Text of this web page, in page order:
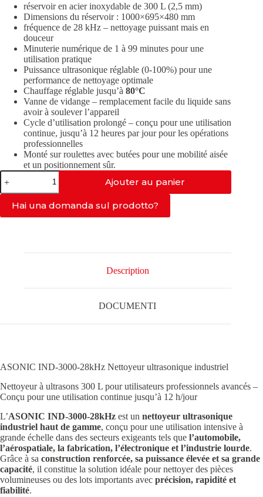
réservoir en acier inoxydable de 300 L (2,5 mm)
Dimensions du réservoir : 1000×695×480 mm
fréquence de 28 kHz – nettoyage puissant mais en
douceur
Minuterie numérique de 1 à 99 minutes pour une
utilisation pratique
Puissance ultrasonique réglable (0-100%) pour une
performance de nettoyage optimale
Chauffage réglable jusqu’à 80°C
Vanne de vidange – remplacement facile du liquide sans
avoir à soulever l’appareil
Cycle d’utilisation prolongé – conçu pour une utilisation
continue, jusqu’à 12 heures par jour pour les opérations
professionnelles
Monté sur roulettes avec butées pour une mobilité aisée
et un positionnement sûr.
quantité
de
IND-
3000-
28kHz
Ajouter au panier
Hai una domanda sul prodotto?
Description
DOCUMENTI
ASONIC IND-3000-28kHz Nettoyeur ultrasonique industriel
Nettoyeur à ultrasons 300 L pour utilisateurs professionnels avancés –
Conçu pour une utilisation continue jusqu’à 12 h/jour
L’ASONIC IND-3000-28kHz est un nettoyeur ultrasonique
industriel haut de gamme, conçu pour une utilisation intensive à
grande échelle dans des secteurs exigeants tels que l’automobile,
l’aérospatiale, la fabrication, l’électronique et l’industrie lourde.
Grâce à sa construction renforcée, sa puissance élevée et sa grande
capacité, il constitue la solution idéale pour nettoyer des pièces
volumineuses ou des lots importants avec précision, rapidité et
fiabilité.